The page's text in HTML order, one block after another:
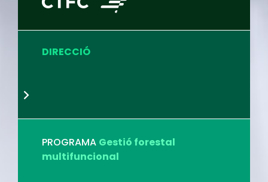
DIRECCIÓ
PROGRAMA Gestió forestal
multifuncional